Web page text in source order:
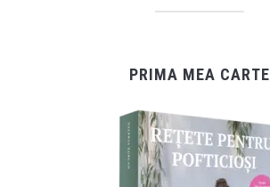
PRIMA MEA CARTE